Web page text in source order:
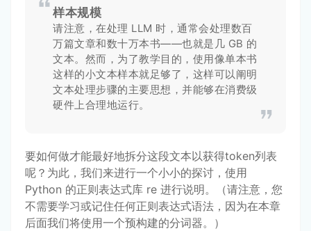
样本规模
请注意，在处理 LLM 时，通常会处理数百
万篇文章和数十万本书——也就是几 GB 的
文本。然而，为了教学目的，使用像单本书
这样的小文本样本就足够了，这样可以阐明
文本处理步骤的主要思想，并能够在消费级
硬件上合理地运行。
要如何做才能最好地拆分这段文本以获得token列表
呢？为此，我们来进行一个小小的探讨，使用
Python 的正则表达式库 re 进行说明。（请注意，您
不需要学习或记住任何正则表达式语法，因为在本章
后面我们将使用一个预构建的分词器。）